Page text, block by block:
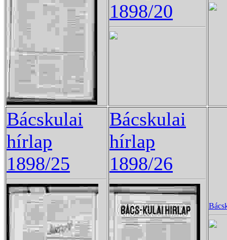
1898/20
Bácskulai
hírlap
1898/25
Bácskulai
hírlap
1898/26